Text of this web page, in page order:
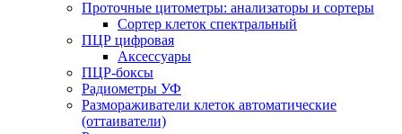
Проточные цитометры: анализаторы и сортеры
Сортер клеток спектральный
ПЦР цифровая
Аксессуары
ПЦР-боксы
Радиометры УФ
Размораживатели клеток автоматические
(оттаиватели)